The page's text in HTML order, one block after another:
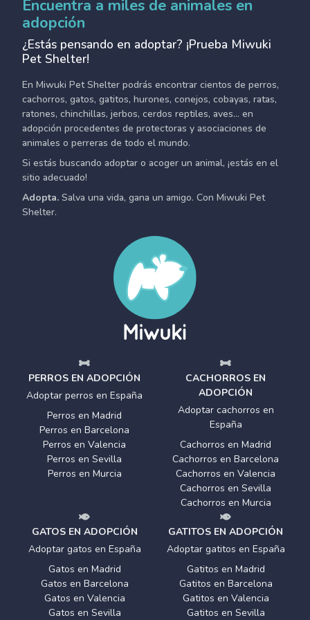
Encuentra a miles de animales en
adopción
¿Estás pensando en adoptar? ¡Prueba Miwuki
Pet Shelter!
En Miwuki Pet Shelter podrás encontrar cientos de perros,
cachorros, gatos, gatitos, hurones, conejos, cobayas, ratas,
ratones, chinchillas, jerbos, cerdos reptiles, aves... en
adopción procedentes de protectoras y asociaciones de
animales o perreras de todo el mundo.
Si estás buscando adoptar o acoger un animal, ¡estás en el
sitio adecuado!
Adopta. Salva una vida, gana un amigo. Con Miwuki Pet
Shelter.
PERROS EN ADOPCIÓN
Adoptar perros en España
Perros en Madrid
Perros en Barcelona
Perros en Valencia
Perros en Sevilla
Perros en Murcia
CACHORROS EN
ADOPCIÓN
Adoptar cachorros en
España
Cachorros en Madrid
Cachorros en Barcelona
Cachorros en Valencia
Cachorros en Sevilla
Cachorros en Murcia
GATOS EN ADOPCIÓN
Adoptar gatos en España
Gatos en Madrid
Gatos en Barcelona
Gatos en Valencia
Gatos en Sevilla
GATITOS EN ADOPCIÓN
Adoptar gatitos en España
Gatitos en Madrid
Gatitos en Barcelona
Gatitos en Valencia
Gatitos en Sevilla